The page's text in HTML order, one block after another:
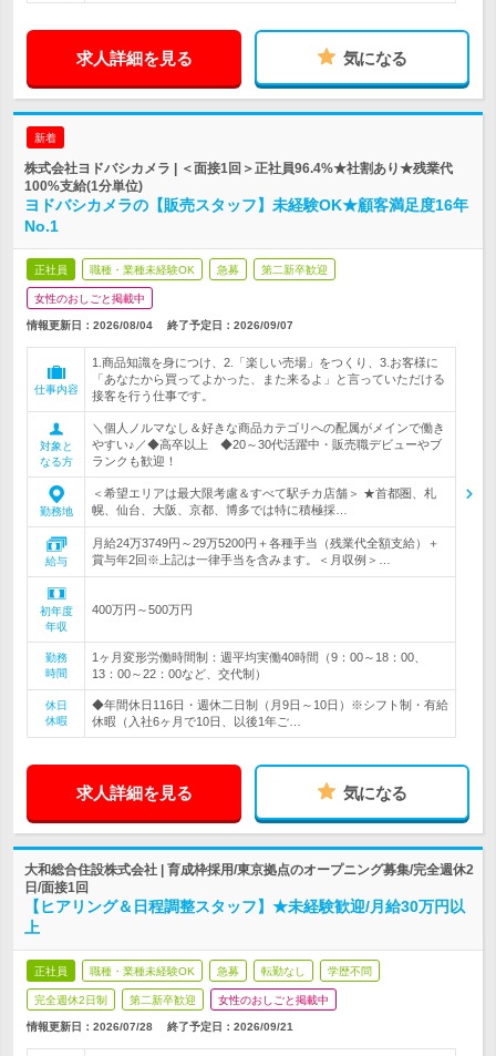
求人詳細を見る 気になる
新着
株式会社ヨドバシカメラ | ＜面接1回＞正社員96.4%★社割あり★残業代
100%支給(1分単位)
ヨドバシカメラの【販売スタッフ】未経験OK★顧客満足度16年
No.1
正社員 職種・業種未経験OK 急募 第二新卒歓迎
女性のおしごと掲載中
情報更新日：2026/08/04 終了予定日： 2026/09/07
仕事内容
1.商品知識を身につけ、2.「楽しい売場」をつくり、3.お客様に
「あなたから買ってよかった、また来るよ」と言っていただける
接客を行う仕事です。
対象と
なる方
＼個人ノルマなし＆好きな商品カテゴリへの配属がメインで働き
やすい♪／◆高卒以上 ◆20～30代活躍中・販売職デビューやブ
ランクも歓迎！
勤務地
＜希望エリアは最大限考慮＆すべて駅チカ店舗＞ ★首都圏、札
幌、仙台、大阪、京都、博多では特に積極採…
給与
月給24万3749円～29万5200円＋各種手当（残業代全額支給）＋
賞与年2回※上記は一律手当を含みます。＜月収例＞…
初年度
年収
400万円～500万円
勤務
時間
1ヶ月変形労働時間制：週平均実働40時間（9：00～18：00、
13：00～22：00など、交代制）
休日
休暇
◆年間休日116日・週休二日制（月9日～10日）※シフト制・有給
休暇（入社6ヶ月で10日、以後1年ご…
求人詳細を見る 気になる
大和総合住設株式会社 | 育成枠採用/東京拠点のオープニング募集/完全週休2
日/面接1回
【ヒアリング＆日程調整スタッフ】★未経験歓迎/月給30万円以
上
正社員 職種・業種未経験OK 急募 転勤なし 学歴不問
完全週休2日制 第二新卒歓迎 女性のおしごと掲載中
情報更新日：2026/07/28 終了予定日： 2026/09/21